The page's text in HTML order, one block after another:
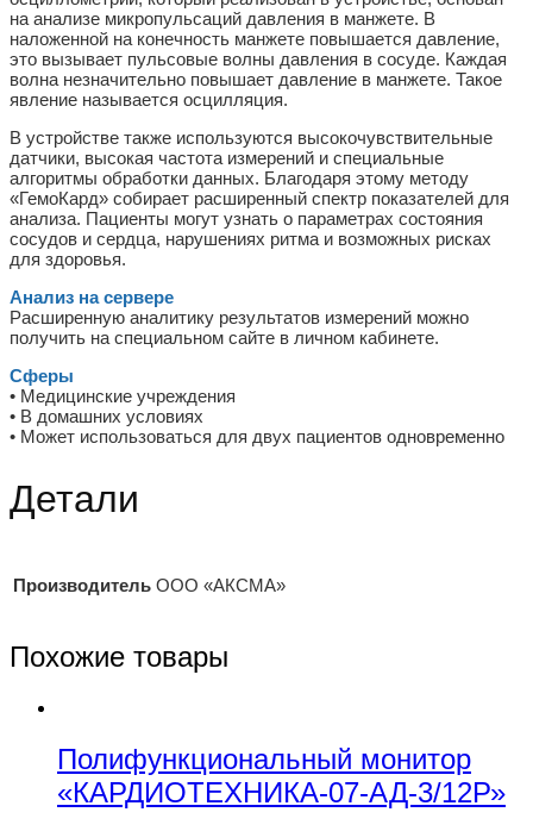
на анализе микропульсаций давления в манжете. В
наложенной на конечность манжете повышается давление,
это вызывает пульсовые волны давления в сосуде. Каждая
волна незначительно повышает давление в манжете. Такое
явление называется осцилляция.
В устройстве также используются высокочувствительные
датчики, высокая частота измерений и специальные
алгоритмы обработки данных. Благодаря этому методу
«ГемоКард» собирает расширенный спектр показателей для
анализа. Пациенты могут узнать о параметрах состояния
сосудов и сердца, нарушениях ритма и возможных рисках
для здоровья.
Анализ на сервере
Расширенную аналитику результатов измерений можно
получить на специальном сайте в личном кабинете.
Сферы
• Медицинские учреждения
• В домашних условиях
• Может использоваться для двух пациентов одновременно
Детали
Производитель ООО «АКСМА»
Похожие товары
Полифункциональный монитор
«КАРДИОТЕХНИКА-07-АД-3/12Р»